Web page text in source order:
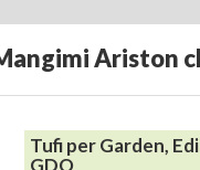
Ariston
Tufi per Garden,
GDO